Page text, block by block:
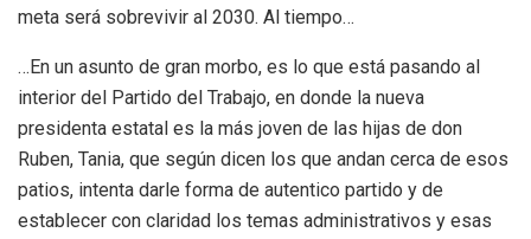
meta será sobrevivir al 2030. Al tiempo…
…En un asunto de gran morbo, es lo que está pasando al
interior del Partido del Trabajo, en donde la nueva
presidenta estatal es la más joven de las hijas de don
Ruben, Tania, que según dicen los que andan cerca de esos
patios, intenta darle forma de autentico partido y de
establecer con claridad los temas administrativos y esas